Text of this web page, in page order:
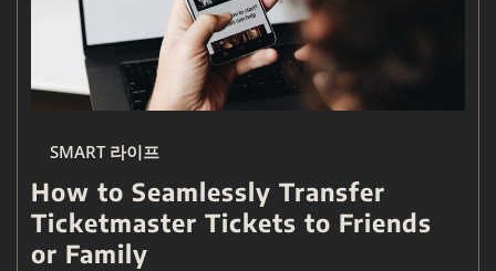
SMART 라이프
How to Seamlessly Transfer
Ticketmaster Tickets to Friends
or Family